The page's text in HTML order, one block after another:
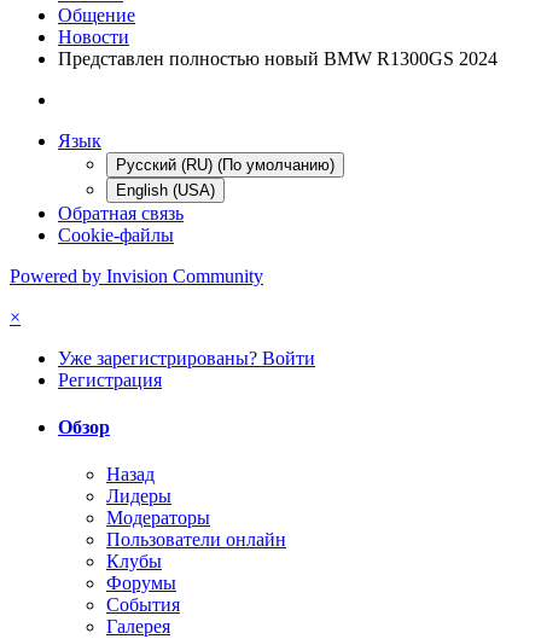
Общение
Новости
Представлен полностью новый BMW R1300GS 2024
Язык
Русский (RU) (По умолчанию)
English (USA)
Обратная связь
Cookie-файлы
Powered by Invision Community
×
Уже зарегистрированы? Войти
Регистрация
Обзор
Назад
Лидеры
Модераторы
Пользователи онлайн
Клубы
Форумы
События
Галерея